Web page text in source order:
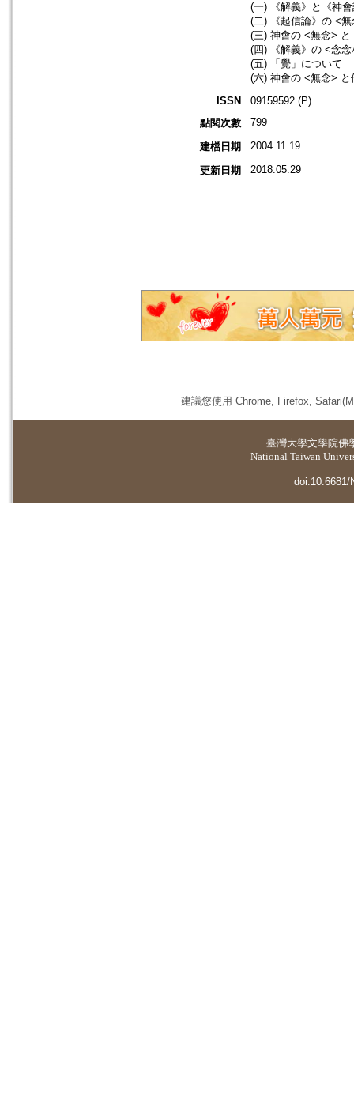
(一) 《解義》と《神
(二) 《起信論》の <
(三) 神會の <無念> と
(四) 《解義》の <念
(五) 「覺」について
(六) 神會の <無念>
ISSN
09159592 (P)
點閱次數
799
建檔日期 2004.11.19
更新日期 2018.05.29
建議您使用 Chrome, Firefox,
臺灣大學文學院佛
National Taiwan
doi:10.6681/